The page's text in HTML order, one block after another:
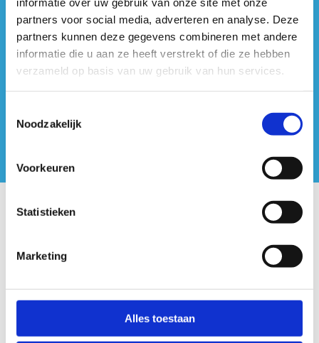
partners voor social media, adverteren en analyse. Deze
partners kunnen deze gegevens combineren met andere
informatie die u aan ze heeft verstrekt of die ze hebben
verzameld op basis van uw gebruik van hun services.
Noodzakelijk
Voorkeuren
Statistieken
Marketing
Alles toestaan
#sportersbelevenmeer
ook op sociale media
Onze centra
Sport Vlaanderen Hoofdzetel
Simon Bolivarlaan 17
Over ons
Wij ondersteunen